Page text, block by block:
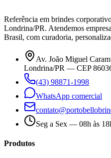
Referência em brindes
Londrina/PR. Atendemos
Brasil, com curadoria,
Av. João Miguel
Londrina/PR — CEP
(43) 98871-1998
WhatsApp comercial
Seg a Sex — 08h às
Produtos